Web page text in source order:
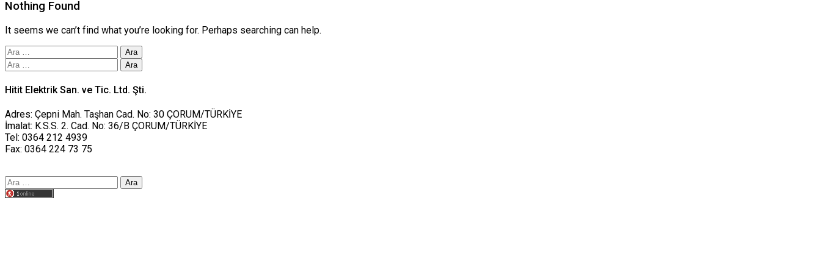
Nothing Found
It seems we can’t find what you’re looking for. Perhaps searching can help.
Arama:
Arama:
Hitit Elektrik San. ve Tic. Ltd. Şti.
Adres: Çepni Mah. Taşhan Cad. No: 30 ÇORUM/TÜRKİYE
İmalat: K.S.S. 2. Cad. No: 36/B ÇORUM/TÜRKİYE
Tel: 0364 212 4939
Fax: 0364 224 73 75
Arama: